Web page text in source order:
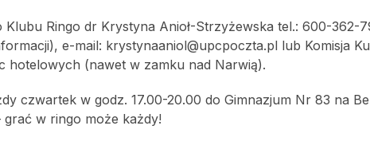
Klubu Ringo dr Krystyna Anioł-Strzyżewska tel.: 600-362-
e-mail: krystynaaniol@upcpoczta.pl lub Komisja
hotelowych (nawet w zamku nad Narwią).
czwartek w godz. 17.00-20.00 do Gimnazjum Nr 83 na
grać w ringo może każdy!